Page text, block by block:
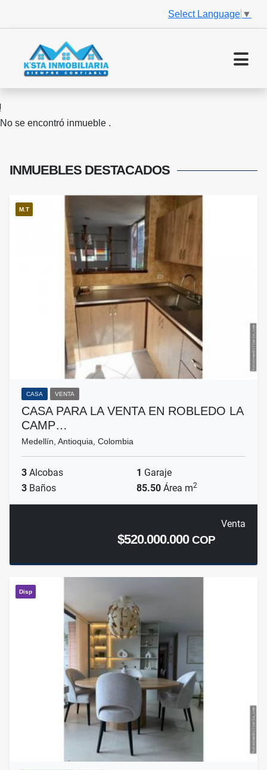
Select Language ▼
No se encontró inmueble .
INMUEBLES DESTACADOS
M.T
CASA VENTA
CASA PARA LA VENTA EN ROBLEDO LA
CAMP…
Medellín, Antioquia, Colombia
3 Alcobas 1 Garaje
3 Baños 85.50 Área m2
Venta
$520.000.000COP
Disp